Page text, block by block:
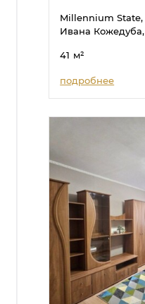
Millennium State,
Ивана Кожедуба,
41 м²
подробнее